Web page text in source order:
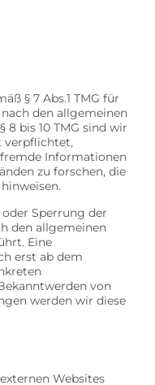
§ 7 Abs.1 TMG für
den allgemeinen
8 bis 10 TMG sind wir
verpflichtet,
Informationen
zu forschen, die
Sperrung der
den allgemeinen
Eine
erst ab dem
von
werden wir diese
Websites